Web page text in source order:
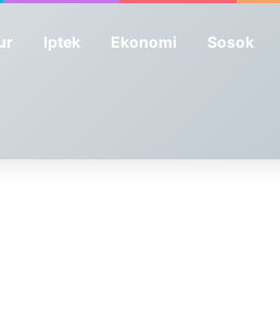
Iptek Ekonomi Sosok